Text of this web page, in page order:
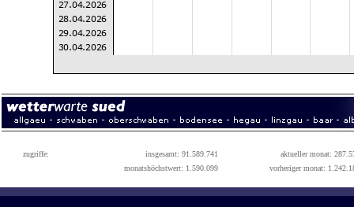
zugriffe: insgesamt: 91.589.741
aktueller monat:
monatshöchstwert: 1.590.099
vorheriger monat: